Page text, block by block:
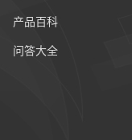
产品百科
问答大全